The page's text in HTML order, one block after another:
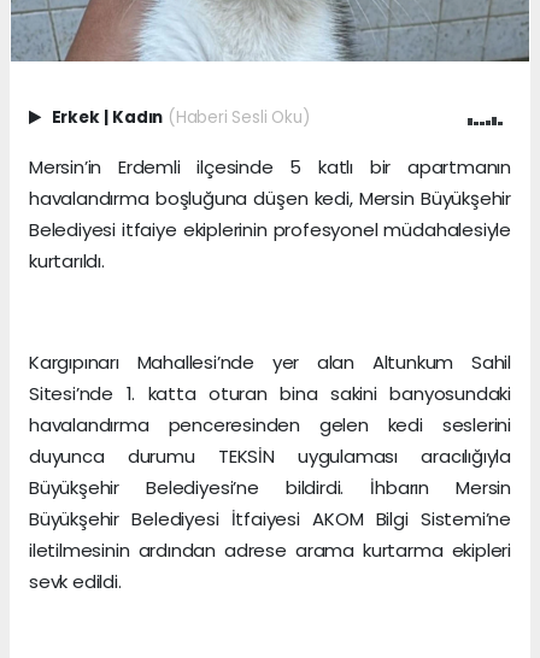
Erkek | Kadın (Haberi Sesli Oku)
Mersin’in Erdemli ilçesinde 5 katlı bir apartmanın
havalandırma boşluğuna düşen kedi, Mersin Büyükşehir
Belediyesi itfaiye ekiplerinin profesyonel müdahalesiyle
kurtarıldı.
Kargıpınarı Mahallesi’nde yer alan Altunkum Sahil
Sitesi’nde 1. katta oturan bina sakini banyosundaki
havalandırma penceresinden gelen kedi seslerini
duyunca durumu TEKSİN uygulaması aracılığıyla
Büyükşehir Belediyesi’ne bildirdi. İhbarın Mersin
Büyükşehir Belediyesi İtfaiyesi AKOM Bilgi Sistemi’ne
iletilmesinin ardından adrese arama kurtarma ekipleri
sevk edildi.